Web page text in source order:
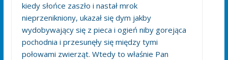
kiedy słońce zaszło i nastał mrok
nieprzenikniony, ukazał się dym jakby
wydobywający się z pieca i ogień niby gorejąca
pochodnia i przesunęły się między tymi
połowami zwierząt. Wtedy to właśnie Pan